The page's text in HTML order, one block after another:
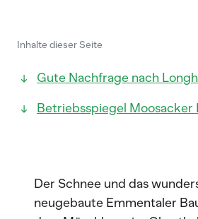
Inhalte dieser Seite
Gute Nachfrage nach
Betriebsspiegel Moosacker
Der Schnee und das
neugebaute Emmentaler